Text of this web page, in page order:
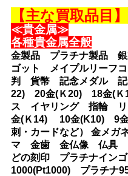
【主な買取品目】
≪貴金属≫
各種貴金属全般
金製品 プラチナ製品
ゴット メイプルリー
判 貨幣 記念メダル 記
22) 20金(Ｋ20) 18金(Ｋ
ス イヤリング 指輪
金(Ｋ14) 10金(K10) 9金
刺・カードなど） 金メ
マ 金歯 金仏像 仏具
どの刻印 プラチナイン
1000(Pt1000) プラチナ